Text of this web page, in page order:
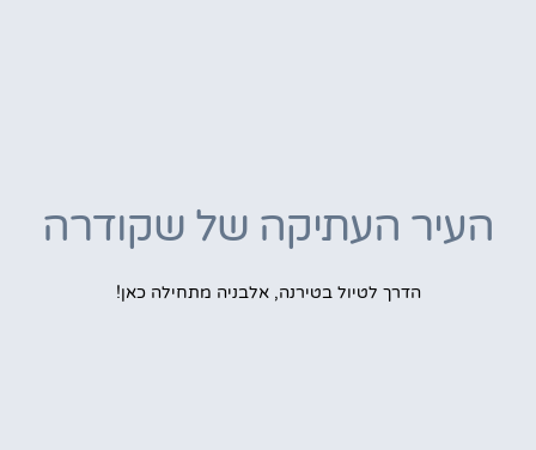
העיר העתיקה של שקודרה
הדרך לטיול בטירנה, אלבניה מתחילה כאן!